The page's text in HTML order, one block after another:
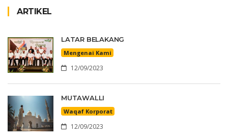
ARTIKEL
LATAR BELAKANG
Mengenai Kami
12/09/2023
MUTAWALLI
Waqaf Korporat
12/09/2023